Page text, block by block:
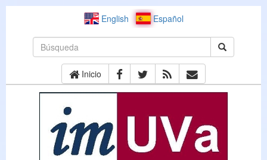
English Español
Inicio